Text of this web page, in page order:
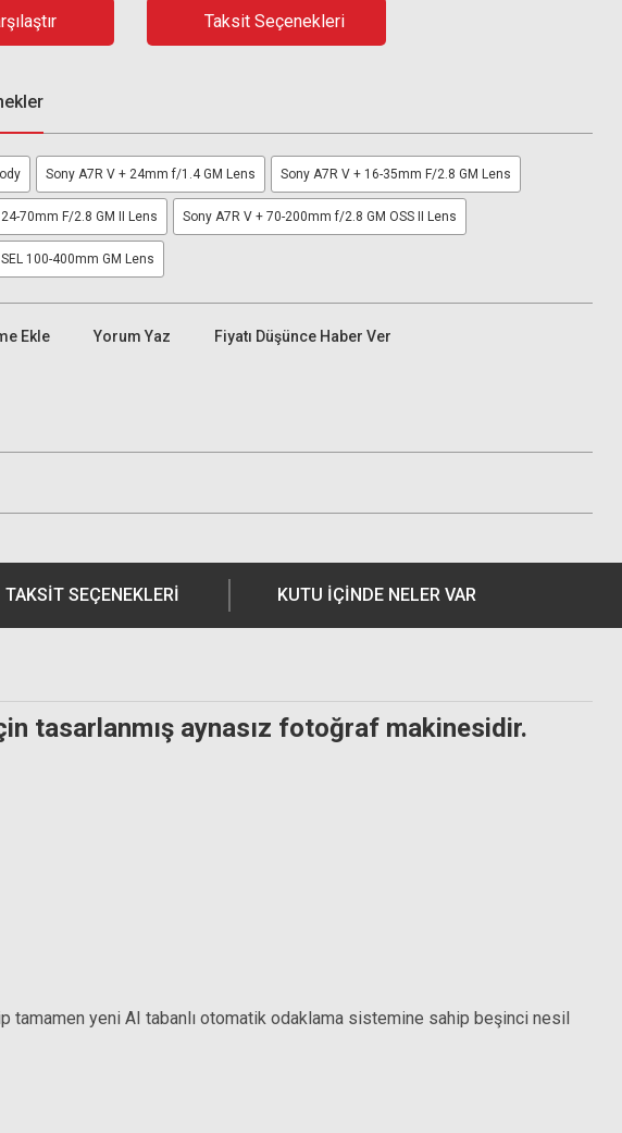
Taksit Seçenekleri
Sony A7R V + 24mm f/1.4 GM Lens Sony A7R V + 16-35mm F/2.8 GM Lens
70mm F/2.8 GM II Lens Sony A7R V + 70-200mm f/2.8 GM OSS II Lens
100-400mm GM Lens
Yorum Yaz Fiyatı Düşünce Haber Ver
Sony FE 24mm f/1.4 GM Lens
TAKSIT SEÇENEKLERI KUTU İÇİNDE NELER VAR
tasarlanmış aynasız fotoğraf makinesidir.
tamamen yeni AI tabanlı otomatik odaklama sistemine sahip beşinci nesil